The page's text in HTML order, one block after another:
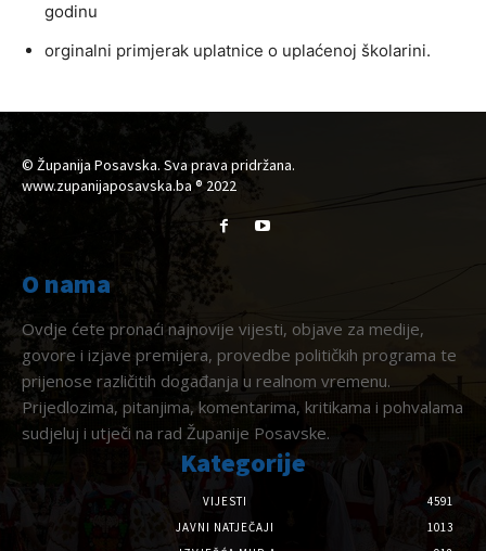
godinu
orginalni primjerak uplatnice o uplaćenoj školarini.
© Županija Posavska. Sva prava pridržana.
www.zupanijaposavska.ba ® 2022
O nama
Ovdje ćete pronaći najnovije vijesti, objave za medije,
govore i izjave premijera, provedbe političkih programa te
prijenose različitih događanja u realnom vremenu.
Prijedlozima, pitanjima, komentarima, kritikama i pohvalama
sudjeluj i utječi na rad Županije Posavske.
Kategorije
VIJESTI
4591
JAVNI NATJEČAJI
1013